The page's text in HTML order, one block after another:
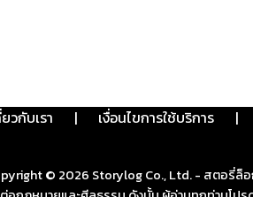
วกับเรา | เงื่อนไขการใช้บริการ |
© 2026 Storylog Co., Ltd. - สตอรี่ล็